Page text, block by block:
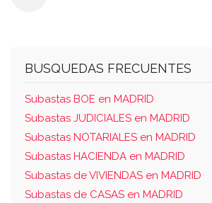
BUSQUEDAS FRECUENTES
Subastas BOE en MADRID
Subastas JUDICIALES en MADRID
Subastas NOTARIALES en MADRID
Subastas HACIENDA en MADRID
Subastas de VIVIENDAS en MADRID
Subastas de CASAS en MADRID